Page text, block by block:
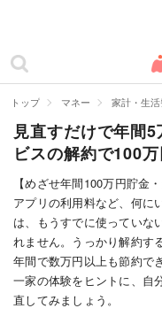
カテゴリー一覧
妊娠
出産
赤ちゃん・育児
子育て・家族
病院
トップ マネー 家計・生
見直すだけで年間
ビスの解約で100
【めざせ年間100万円貯金
アプリの利用料など、何に
は、もうすでに使っていな
れません。うっかり解約す
年間で数万円以上も節約で
一家の体験をヒントに、自
直してみましょう。